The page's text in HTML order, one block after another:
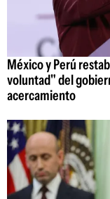
México y Perú
voluntad" del
acercamiento